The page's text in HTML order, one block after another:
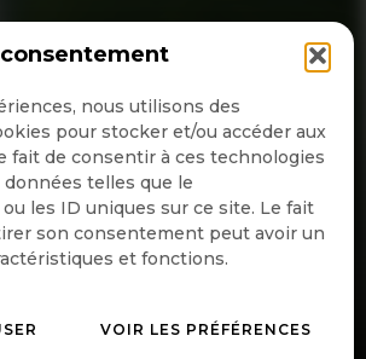
nous utilisons des
pour stocker et/ou accéder aux
fait de consentir à ces technologies
telles que le
les ID uniques sur ce site. Le fait
son consentement peut avoir un
et fonctions.
VOIR LES PRÉFÉRENCES